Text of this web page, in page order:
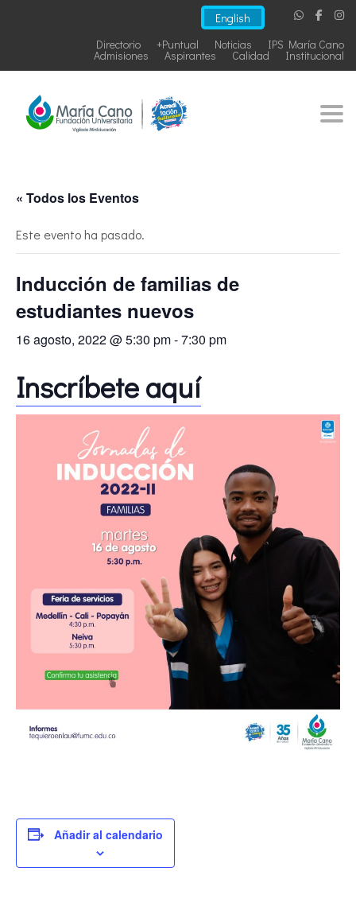
English
IPS María Cano
Noticias
+Puntual
Directorio
Institucional
Calidad
Aspirantes
Admisiones
« Todos los Eventos
Este evento ha pasado.
Inducción de familias de
estudiantes nuevos
16 agosto, 2022 @ 5:30 pm-7:30 pm
Inscríbete aquí
Añadir al calendario